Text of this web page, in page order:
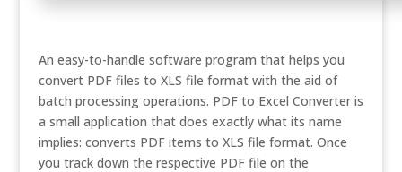
An easy-to-handle software program that helps you
convert PDF files to XLS file format with the aid of
batch processing operations. PDF to Excel Converter is
a small application that does exactly what its name
implies: converts PDF items to XLS file format. Once
you track down the respective PDF file on the